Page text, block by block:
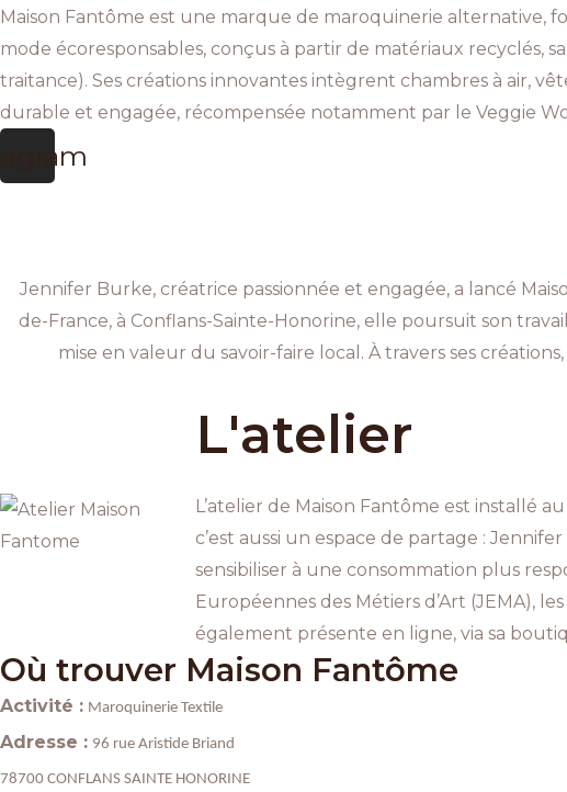
Maison Fantôme est une marque de maroquinerie alternative,
mode écoresponsables, conçus à partir de matériaux recyclés,
traitance). Ses créations innovantes intègrent chambres à air,
durable et engagée, récompensée notamment par le Veggie
Jennifer Burke, créatrice passionnée et engagée, a lancé
de-France, à Conflans-Sainte-Honorine, elle poursuit son
mise en valeur du savoir-faire local. À travers ses
L'atelier
L’atelier de Maison Fantôme est installé
c’est aussi un espace de partage :
sensibiliser à une consommation plus
Européennes des Métiers d’Art (JEMA),
également présente en ligne, via sa
Où trouver Maison Fantôme
Activité : Maroquinerie Textile
Adresse : 96 rue Aristide Briand
78700 CONFLANS SAINTE HONORINE